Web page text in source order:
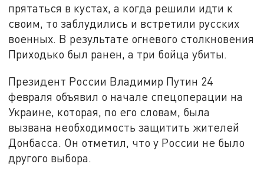
прятаться в кустах, а когда решили идти к
своим, то заблудились и встретили русских
военных. В результате огневого столкновения
Приходько был ранен, а три бойца убиты.
Президент России Владимир Путин 24
февраля объявил о начале спецоперации на
Украине, которая, по его словам, была
вызвана необходимость защитить жителей
Донбасса. Он отметил, что у России не было
другого выбора.